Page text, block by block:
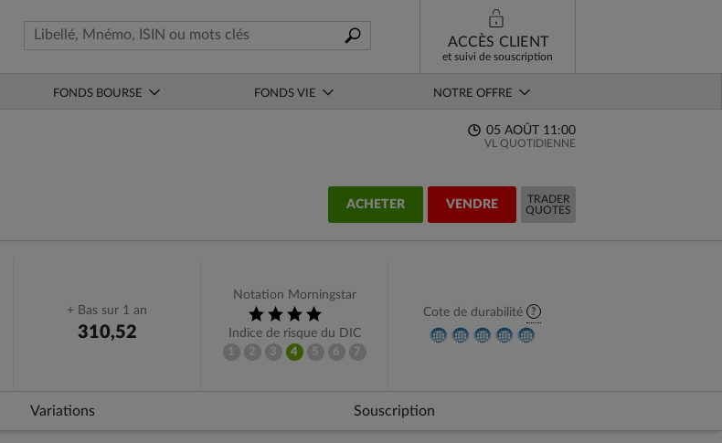
ACCÈS CLIENT
et suivi de souscription
FONDS BOURSE FONDS VIE NOTRE OFFRE
05 AOÛT 11:00
VL QUOTIDIENNE
ACHETER VENDRE
TRADER
QUOTES
+ Bas sur 1 an
310,52
Notation Morningstar
Indice de risque du DIC
1 2 3 4 5 6 7
Cote de durabilité ?
Variations Souscription